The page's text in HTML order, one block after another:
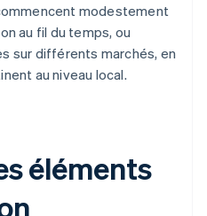
modestement
au fil du temps, ou
sur différents marchés, en
au niveau local.
éléments